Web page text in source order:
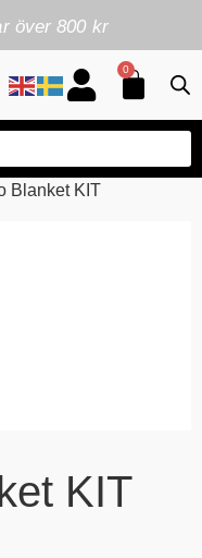
över 800 kr
0
Blanket KIT
KIT